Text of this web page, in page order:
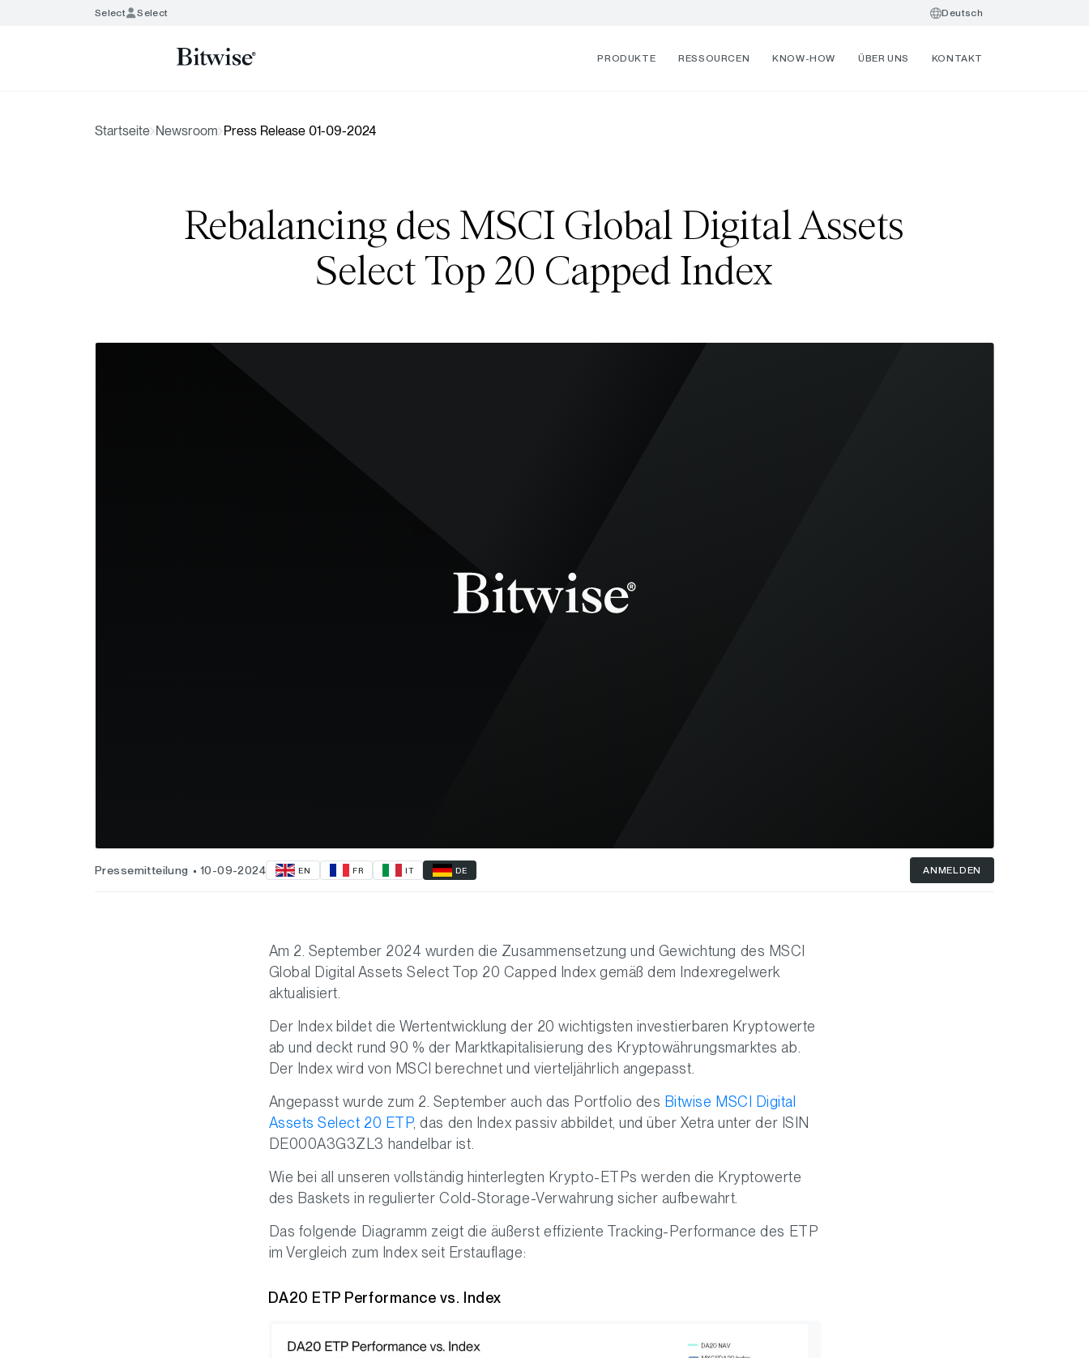
Select Select Deutsch
PRODUKTE RESSOURCEN KNOW-HOW ÜBER UNS KONTAKT
Startseite Newsroom Press Release 01-09-2024
Rebalancing des MSCI Global Digital Assets
Select Top 20 Capped Index
Pressemitteilung 10-09-2024 EN FR IT DE ANMELDEN
Am 2. September 2024 wurden die Zusammensetzung und Gewichtung des MSCI
Global Digital Assets Select Top 20 Capped Index gemäß dem Indexregelwerk
aktualisiert.
Der Index bildet die Wertentwicklung der 20 wichtigsten investierbaren Kryptowerte
ab und deckt rund 90 % der Marktkapitalisierung des Kryptowährungsmarktes ab.
Der Index wird von MSCI berechnet und vierteljährlich angepasst.
Angepasst wurde zum 2. September auch das Portfolio des Bitwise MSCI Digital
Assets Select 20 ETP, das den Index passiv abbildet, und über Xetra unter der ISIN
DE000A3G3ZL3 handelbar ist.
Wie bei all unseren vollständig hinterlegten Krypto-ETPs werden die Kryptowerte
des Baskets in regulierter Cold-Storage-Verwahrung sicher aufbewahrt.
Das folgende Diagramm zeigt die äußerst effiziente Tracking-Performance des ETP
im Vergleich zum Index seit Erstauflage:
DA20 ETP Performance vs. Index